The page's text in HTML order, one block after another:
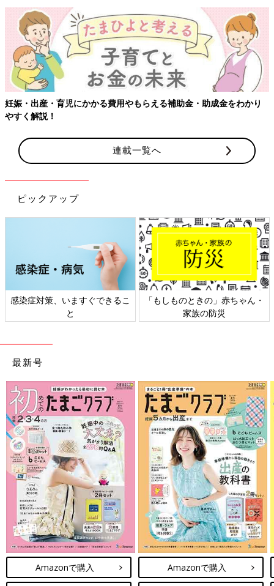
妊娠・出産・育児にかかる費用やもらえる補助金・助成金をわかり
やすく解説！
連載一覧へ
ピックアップ
感染症対策、いますぐできるこ
と
「もしものときの」赤ちゃん・
家族の防災
最新号
Amazonで購入 Amazonで購入